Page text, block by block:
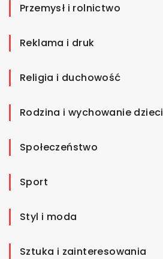
Przemysł i rolnictwo
Reklama i druk
Religia i duchowość
Rodzina i wychowanie dzieci
Społeczeństwo
Sport
Styl i moda
Sztuka i zainteresowania